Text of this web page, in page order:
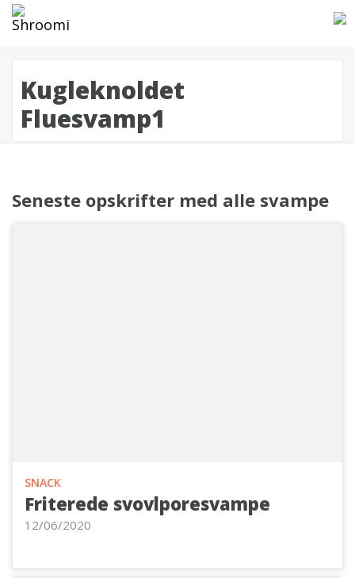
Kugleknoldet
Fluesvamp1
Seneste opskrifter med alle svampe
SNACK
Friterede svovlporesvampe
12/06/2020